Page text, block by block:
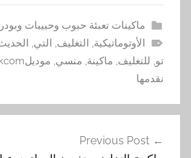
ماكينات تعبئة حبوب وحبيبات وبودر
الأوتوماتيكية, التغليف, التي,
تو, للتغليف, ماكينة, منسي, موديلm2packcom
نقدمها
المقالات
Previous Post